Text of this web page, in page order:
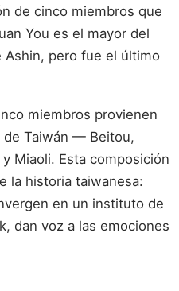
de cinco miembros que
You es el mayor del
Ashin, pero fue el último
miembros provienen
de Taiwán — Beitou,
Miaoli. Esta composición
la historia taiwanesa:
en un instituto de
dan voz a las emociones